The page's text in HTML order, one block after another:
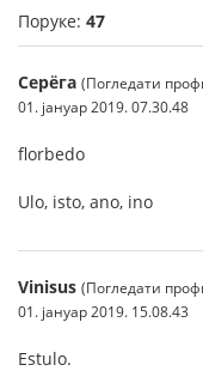
Поруке: 47
Серёга (Погледати
01. јануар 2019. 07.30.48
florbedo
Ulo, isto, ano, ino
Vinisus (Погледати
01. јануар 2019. 15.08.43
Estulo.